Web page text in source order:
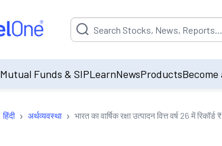
Suggestion will be populated by
Mutual Funds & SIPLearnNewsProducts
हिंदी › अर्थव्यवस्था › भारत का वार्षिक रक्षा उत्पादन वित्त वर्ष 26 में